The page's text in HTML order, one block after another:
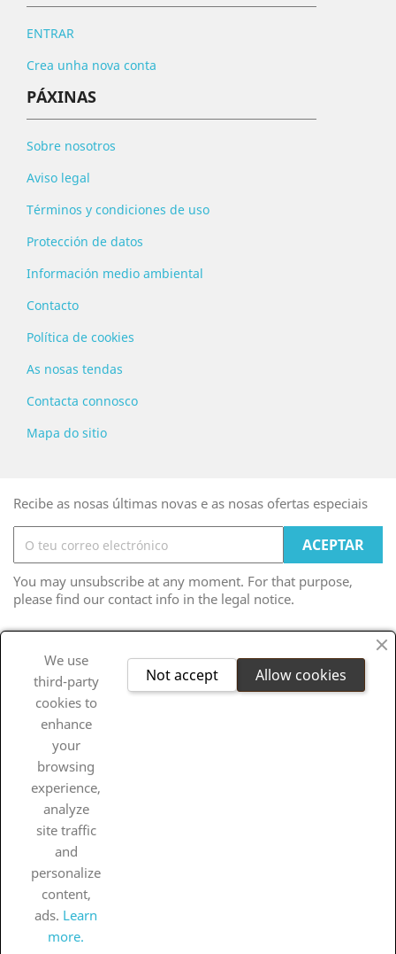
ENTRAR
Crea unha nova conta
PÁXINAS
Sobre nosotros
Aviso legal
Términos y condiciones de uso
Protección de datos
Información medio ambiental
Contacto
Política de cookies
As nosas tendas
Contacta connosco
Mapa do sitio
Recibe as nosas últimas novas e as nosas ofertas especiais
You may unsubscribe at any moment. For that purpose,
please find our contact info in the legal notice.
Facebook
PRODUTOS
OUR COMPANY
A TÚA CONTA
INFORMACIÓN DA TENDA
INFORMACIÓN
We use
third-party
cookies to
enhance
your
browsing
experience,
analyze
site traffic
and
personalize
content,
ads. Learn
more.
Allow cookies
Not accept